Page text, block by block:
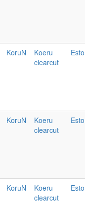
KoruN
Koeru
clearcut
KoruN
Koeru
clearcut
KoruN
Koeru
clearcut